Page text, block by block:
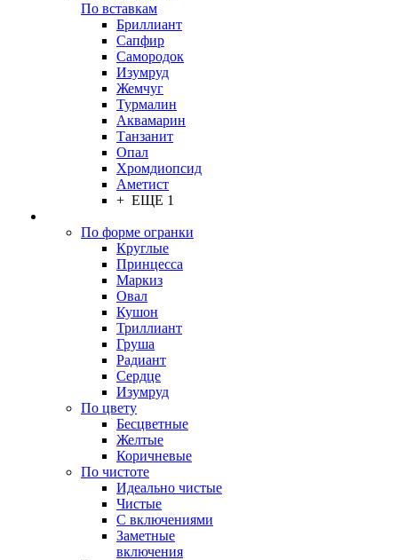
По вставкам
Бриллиант
Сапфир
Самородок
Изумруд
Жемчуг
Турмалин
Аквамарин
Танзанит
Опал
Хромдиопсид
Аметист
+ ЕЩЕ 1
По форме огранки
Круглые
Принцесса
Маркиз
Овал
Кушон
Триллиант
Груша
Радиант
Сердце
Изумруд
По цвету
Бесцветные
Желтые
Коричневые
По чистоте
Идеально чистые
Чистые
С включениями
Заметные
включения